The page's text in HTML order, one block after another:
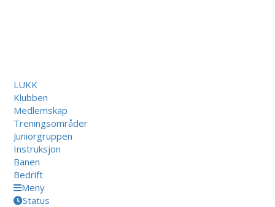
LUKK
Klubben
Medlemskap
Treningsområder
Juniorgruppen
Instruksjon
Banen
Bedrift
Meny
Status